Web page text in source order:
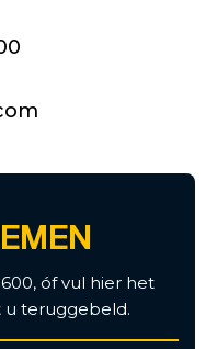
600, óf vul hier het
u teruggebeld.